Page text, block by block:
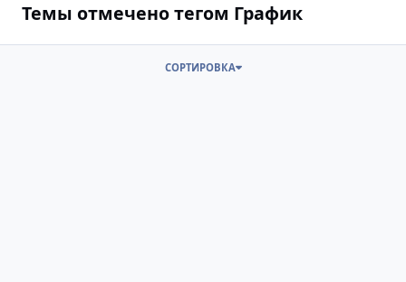
Темы отмечено тегом График
СОРТИРОВКА